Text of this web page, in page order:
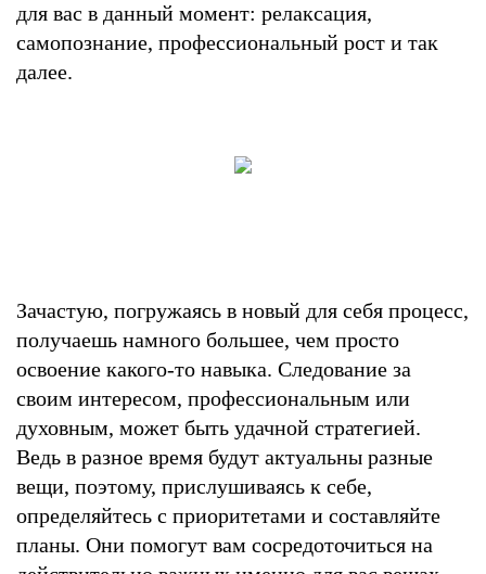
для вас в данный момент: релаксация,
самопознание, профессиональный рост и так
далее.
Зачастую, погружаясь в новый для себя процесс,
получаешь намного большее, чем просто
освоение какого-то навыка. Следование за
своим интересом, профессиональным или
духовным, может быть удачной стратегией.
Ведь в разное время будут актуальны разные
вещи, поэтому, прислушиваясь к себе,
определяйтесь с приоритетами и составляйте
планы. Они помогут вам сосредоточиться на